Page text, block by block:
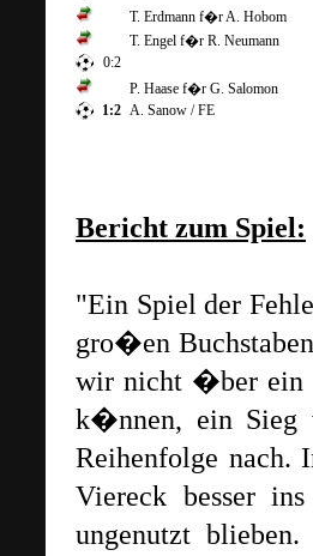
T. Erdmann f�r A. Hobom
T. Engel f�r R. Neumann
0:2
P. Haase f�r G. Salomon
1:2 A. Sanow / FE
Bericht zum Spiel:
"Ein Spiel der
gro�en
wir nicht �ber ein
k�nnen, ein Sieg
Reihenfolge nach.
Viereck besser
ungenutzt